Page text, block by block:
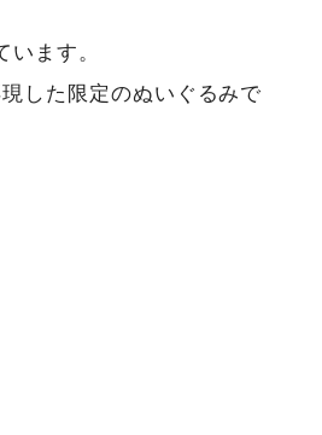
ます。
した限定のぬいぐるみで